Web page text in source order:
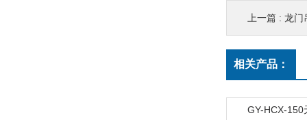
上一篇 : 龙门
相关产品：
GY-HCX-150